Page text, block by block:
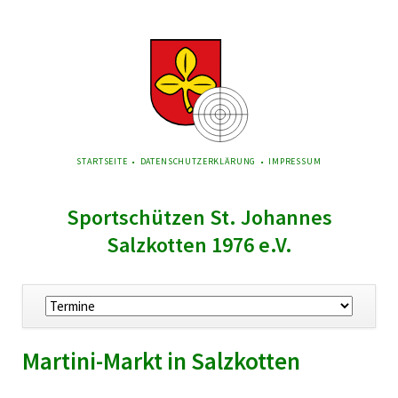
NAVIGATION
STARTSEITE DATENSCHUTZERKLÄRUNG IMPRESSUM
Sportschützen St. Johannes
Salzkotten 1976 e.V.
Navigation
überspringen
Martini-Markt in Salzkotten